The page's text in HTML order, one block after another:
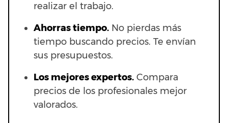
realizar el trabajo.
Ahorras tiempo. No pierdas más
tiempo buscando precios. Te envían
sus presupuestos.
Los mejores expertos. Compara
precios de los profesionales mejor
valorados.